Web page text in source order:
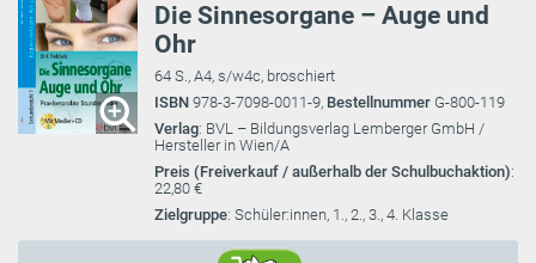
Die Sinnesorgane – Auge und
Ohr
64 S., A4, s/w4c, broschiert
ISBN 978-3-7098-0011-9, Bestellnummer G-800-119
Verlag: BVL – Bildungsverlag Lemberger GmbH /
Hersteller in Wien/A
Preis (Freiverkauf / außerhalb der Schulbuchaktion):
22,80 €
Zielgruppe: Schüler:innen, 1., 2., 3., 4. Klasse